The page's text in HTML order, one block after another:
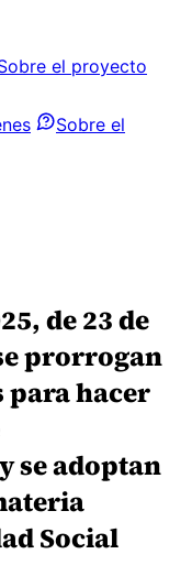
el proyecto
Sobre el
de 23 de
prorrogan
para hacer
se adoptan
Social